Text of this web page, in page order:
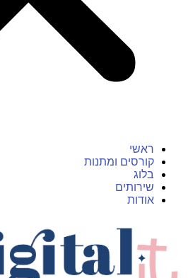
ראשי
קורסים ומתנות
בלוג
שירותים
אודות